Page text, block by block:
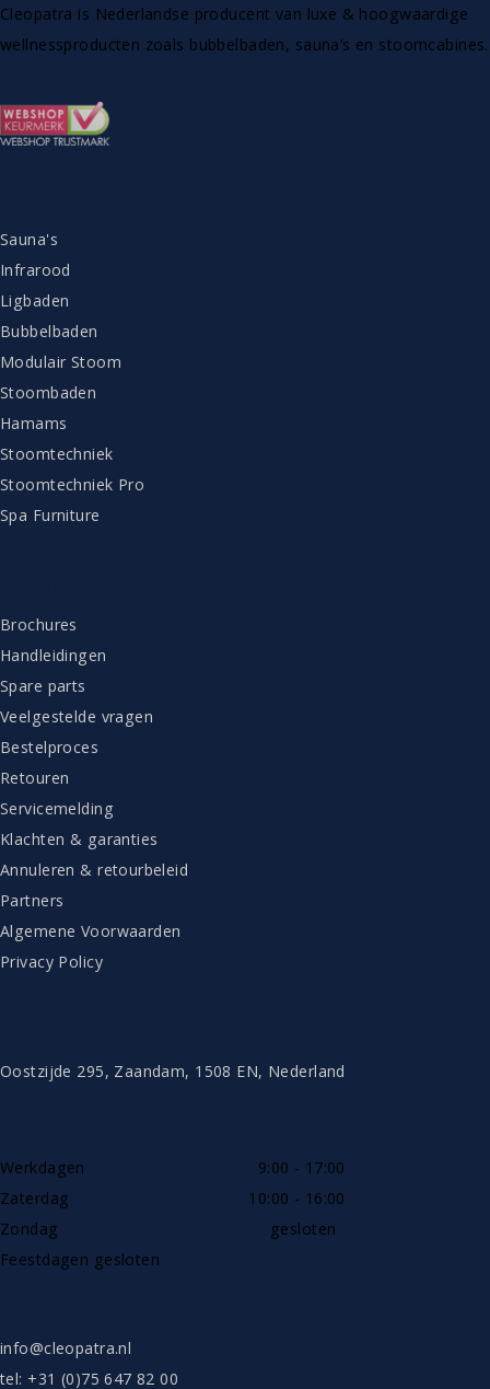
Cleopatra is Nederlandse producent van luxe & hoogwaardige
wellnessproducten zoals bubbelbaden, sauna’s en stoomcabines.
Sauna's
Infrarood
Ligbaden
Bubbelbaden
Modulair Stoom
Stoombaden
Hamams
Stoomtechniek
Stoomtechniek Pro
Spa Furniture
Brochures
Handleidingen
Spare parts
Veelgestelde vragen
Bestelproces
Retouren
Servicemelding
Klachten & garanties
Annuleren & retourbeleid
Partners
Algemene Voorwaarden
Privacy Policy
Oostzijde 295, Zaandam, 1508 EN, Nederland
Werkdagen
9:00 - 17:00
Zaterdag
10:00 - 16:00
Zondag
gesloten
Feestdagen gesloten
info@cleopatra.nl
tel: +31 (0)75 647 82 00